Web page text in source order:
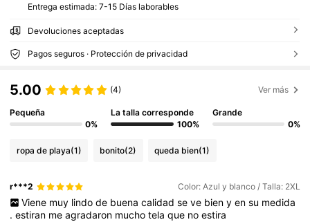
Entrega estimada: 7-15 Días laborables
Devoluciones aceptadas
Pagos seguros · Protección de privacidad
5.00 (4) Ver más
Pequeña
0%
La talla corresponde
100%
Grande
0%
ropa de playa(1) bonito(2) queda bien(1)
r***2 Color: Azul y blanco / Talla: 2XL
Viene muy lindo de buena calidad se ve bien y en su medida
.estiran meagradaron muchotelaque noestira